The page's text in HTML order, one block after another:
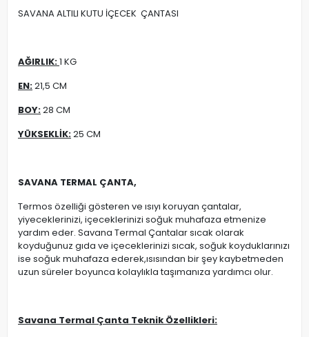
SAVANA ALTILI KUTU İÇECEK ÇANTASI
AĞIRLIK:1 KG
EN:21,5 CM
BOY:28 CM
YÜKSEKLİK:25 CM
SAVANA TERMAL ÇANTA,
Termos özelliği gösteren ve ısıyı koruyan çantalar,
yiyeceklerinizi, içeceklerinizi soğuk muhafaza etmenize
yardım eder. Savana Termal Çantalar sıcak olarak
koyduğunuz gıda ve içeceklerinizi sıcak, soğuk koyduklarınızı
ise soğuk muhafaza ederek,ısısından bir şey kaybetmeden
uzun süreler boyunca kolaylıkla taşımanıza yardımcı olur.
Savana Termal Çanta Teknik Özellikleri: